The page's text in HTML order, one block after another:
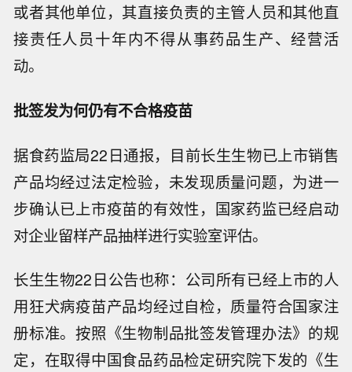
或者其他单位，其直接负责的主管人员和其他直
接责任人员十年内不得从事药品生产、经营活
动。
批签发为何仍有不合格疫苗
据食药监局22日通报，目前长生生物已上市销售
产品均经过法定检验，未发现质量问题，为进一
步确认已上市疫苗的有效性，国家药监已经启动
对企业留样产品抽样进行实验室评估。
长生生物22日公告也称：公司所有已经上市的人
用狂犬病疫苗产品均经过自检，质量符合国家注
册标准。按照《生物制品批签发管理办法》的规
定，在取得中国食品药品检定研究院下发的《生